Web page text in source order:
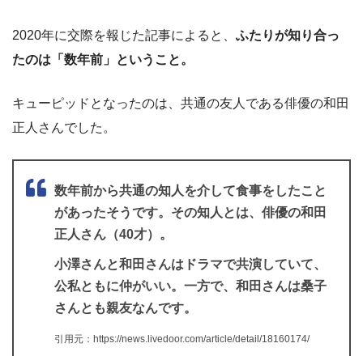
2020年に交際を報じた記事によると、 ふたりが知り合っ
たのは「数年前」ということ。
キューピッドとなったのは、共通の友人である俳優の和田
正人さんでした。
数年前から共通の知人を介して食事をしたこと
があったそうです。その知人とは、俳優の和田
正人さん（40才）。
小澤さんと和田さんはドラマで共演していて、
公私ともに仲がいい。一方で、和田さんは桑子
さんとも親友なんです。
引用元：https://news.livedoor.com/article/detail/18160174/